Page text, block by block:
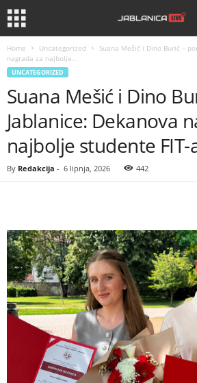
Home Uncategorized
Suana Mešić i Dino Burić –
nagrada za najbolje...
UNCATEGORIZED
Suana Mešić i Dino
Jablanice: Dekanova
najbolje studente FIT-
By Redakcija - 6 lipnja, 2026 442